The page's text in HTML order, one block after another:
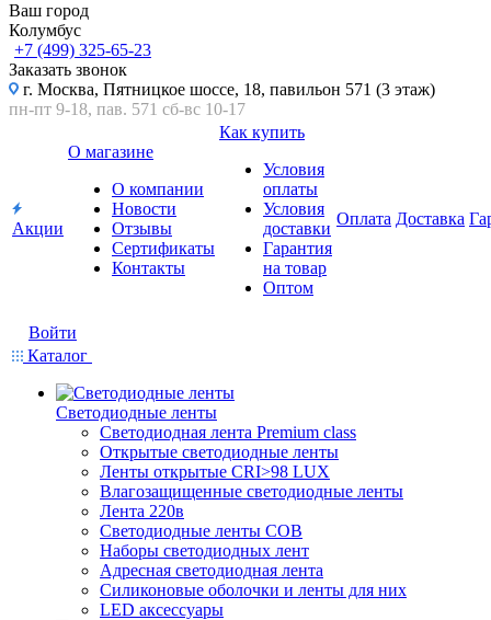
Ваш город
Колумбус
+7 (499) 325-65-23
Заказать звонок
г. Москва, Пятницкое шоссе, 18, павильон 571 (3 этаж)
пн-пт 9-18, пав. 571 сб-вс 10-17
Акции
О магазине
О компании
Новости
Отзывы
Сертификаты
Контакты
Как купить
Условия
оплаты
Условия
доставки
Гарантия
на товар
Оптом
Оплата Доставка
Войти
Каталог
Светодиодные ленты
Светодиодная лента Premium class
Открытые светодиодные ленты
Ленты открытые CRI>98 LUX
Влагозащищенные светодиодные ленты
Лента 220в
Светодиодные ленты COB
Наборы светодиодных лент
Адресная светодиодная лента
Силиконовые оболочки и ленты для них
LED аксессуары